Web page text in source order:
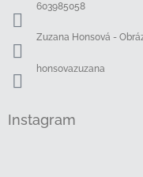
603985058
Zuzana Honsová -
honsovazuzana
Instagram